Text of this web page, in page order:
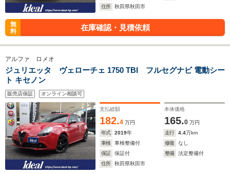
住所
秋田県秋田市
無
料
在庫確認・見積依頼
アルファ ロメオ
ジュリエッタ ヴェローチェ 1750 TBI フルセグナビ 電動シー
ト キセノン
販売店保証 オンライン相談可
支払総額
182.4 万円
本体価格
165.0 万円
年式
2019年 走行 4.4万km
車検
車検整備付 修復
なし
保証
保証付 整備
法定整備付
住所
秋田県秋田市